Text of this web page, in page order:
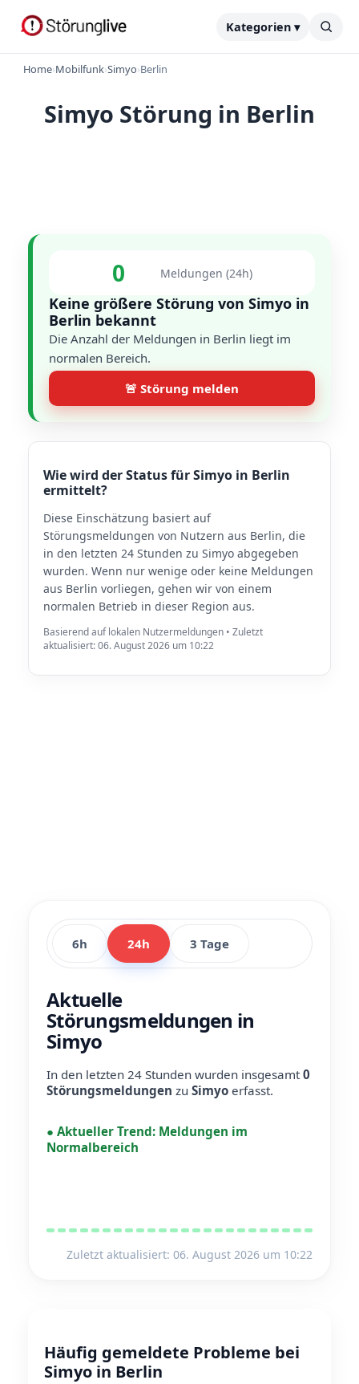
Kategorien ▾
Home›Mobilfunk›Simyo›Berlin
Simyo Störung in Berlin
0 Meldungen (24h)
Keine größere Störung von Simyo in
Berlin bekannt
Die Anzahl der Meldungen in Berlin liegt im
normalen Bereich.
🚨 Störung melden
Wie wird der Status für Simyo in Berlin
ermittelt?
Diese Einschätzung basiert auf
Störungsmeldungen von Nutzern aus Berlin, die
in den letzten 24 Stunden zu Simyo abgegeben
wurden. Wenn nur wenige oder keine Meldungen
aus Berlin vorliegen, gehen wir von einem
normalen Betrieb in dieser Region aus.
Basierend auf lokalen Nutzermeldungen • Zuletzt
aktualisiert: 06. August 2026 um 10:22
6h 24h 3 Tage
Aktuelle
Störungsmeldungen in
Simyo
In den letzten 24 Stunden wurden insgesamt0
Störungsmeldungen zu Simyo erfasst.
● Aktueller Trend: Meldungen im
Normalbereich
Zuletzt aktualisiert: 06. August 2026 um 10:22
Häufig gemeldete Probleme bei
Simyo in Berlin